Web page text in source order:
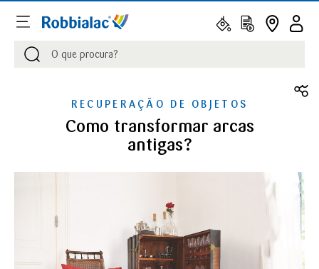
Procurar
Procurar
RECUPERAÇÃO DE OBJETOS
Como transformar arcas
antigas?